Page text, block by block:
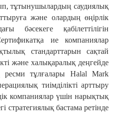
тұтынушылардың саудиялық
және олардың өңірлік
бәсекеге қабілеттілігін
ие компаниялар
стандарттарын сақтай
және халықаралық деңгейде
ресми тұлғалары Halal Mark
тиімділікті арттыру
компаниялар үшін нарықтық
стратегиялық бастама ретінде